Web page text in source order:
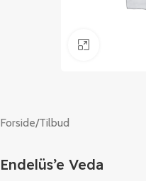
Forside/Tilbud
Endelüs’e Veda